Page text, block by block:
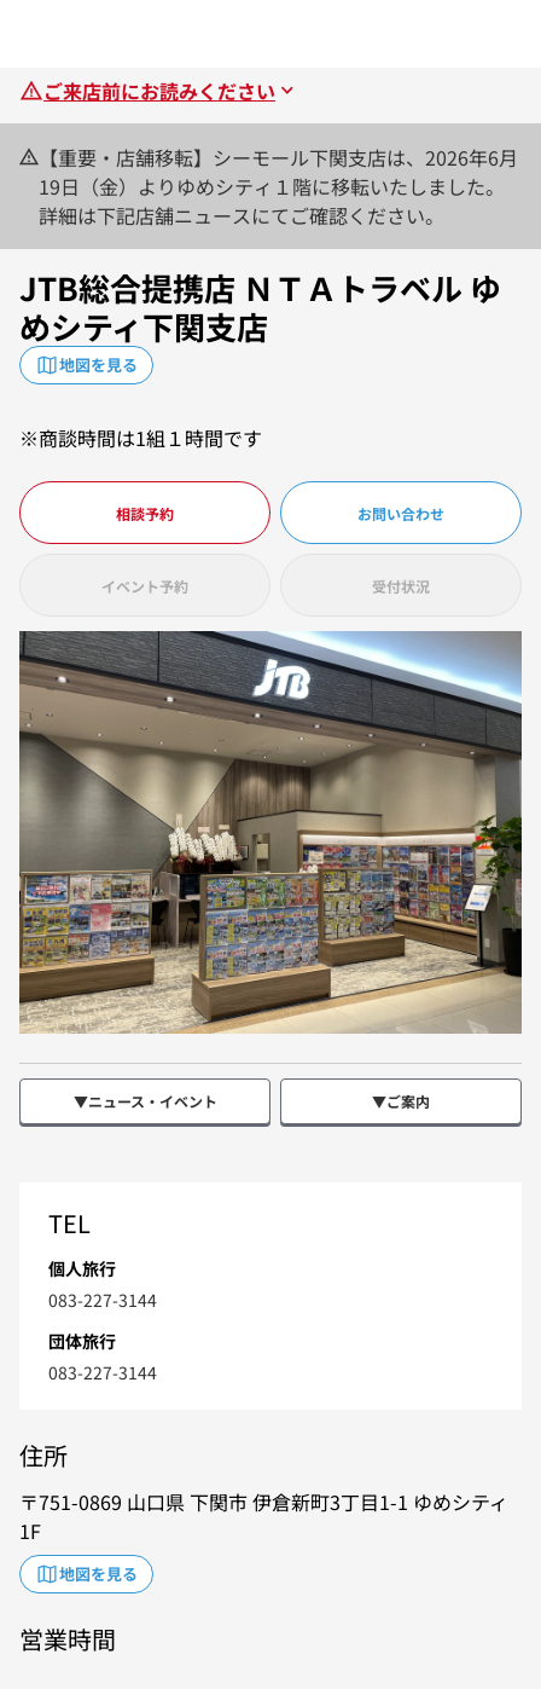
ご来店前にお読みください
【重要・店舗移転】シーモール下関支店は、2026年6月
19日（金）よりゆめシティ１階に移転いたしました。
詳細は下記店舗ニュースにてご確認ください。
JTB総合提携店 ＮＴＡトラベル ゆ
めシティ下関支店
地図を見る
※商談時間は1組１時間です
相談予約 お問い合わせ
イベント予約 受付状況
▼ニュース・イベント ▼ご案内
TEL
個人旅行
083-227-3144
団体旅行
083-227-3144
住所
751-0869 山口県下関市伊倉新町3丁目1-1 ゆめシティ
1F
地図を見る
営業時間